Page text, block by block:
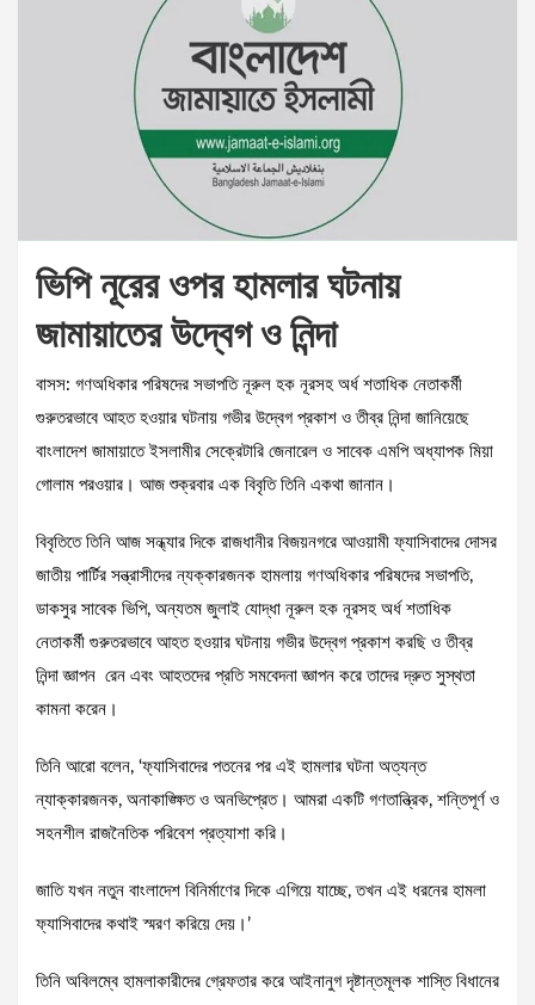
ভিপি নূরের ওপর হামলার ঘটনায়
জামায়াতের উদ্বেগ ও নিন্দা
বাসস: গণঅধিকার পরিষদের সভাপতি নূরুল হক নূরসহ অর্ধ শতাধিক নেতাকর্মী
গুরুতরভাবে আহত হওয়ার ঘটনায় গভীর উদ্বেগ প্রকাশ ও তীব্র নিন্দা জানিয়েছে
বাংলাদেশ জামায়াতে ইসলামীর সেক্রেটারি জেনারেল ও সাবেক এমপি অধ্যাপক মিয়া
গোলাম পরওয়ার। আজ শুক্রবার এক বিবৃতি তিনি একথা জানান।
বিবৃতিতে তিনি আজ সন্ধ্যার দিকে রাজধানীর বিজয়নগরে আওয়ামী ফ্যাসিবাদের দোসর
জাতীয় পার্টির সন্ত্রাসীদের ন্যক্কারজনক হামলায় গণঅধিকার পরিষদের সভাপতি,
ডাকসুর সাবেক ভিপি, অন্যতম জুলাই যোদ্ধা নূরুল হক নূরসহ অর্ধ শতাধিক
নেতাকর্মী গুরুতরভাবে আহত হওয়ার ঘটনায় গভীর উদ্বেগ প্রকাশ করছি ও তীব্র
নিন্দা জ্ঞাপন রেন এবং আহতদের প্রতি সমবেদনা জ্ঞাপন করে তাদের দ্রুত সুস্থতা
কামনা করেন।
তিনি আরো বলেন, ‘ফ্যাসিবাদের পতনের পর এই হামলার ঘটনা অত্যন্ত
ন্যাক্কারজনক, অনাকাঙ্ক্ষিত ও অনভিপ্রেত। আমরা একটি গণতান্ত্রিক, শন্তিপূর্ণ ও
সহনশীল রাজনৈতিক পরিবেশ প্রত্যাশা করি।
জাতি যখন নতুন বাংলাদেশ বিনির্মাণের দিকে এগিয়ে যাচ্ছে, তখন এই ধরনের হামলা
ফ্যাসিবাদের কথাই স্মরণ করিয়ে দেয়।’
তিনি অবিলম্বে হামলাকারীদের গ্রেফতার করে আইনানুগ দৃষ্টান্তমূলক শাস্তি বিধানের